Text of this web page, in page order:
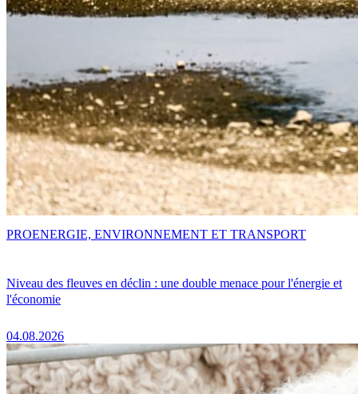
Niveau des fleuves en déclin : une double menace pour l'énergie et
l'économie
04.08.2026
PROENERGIE, ENVIRONNEMENT ET TRANSPORT